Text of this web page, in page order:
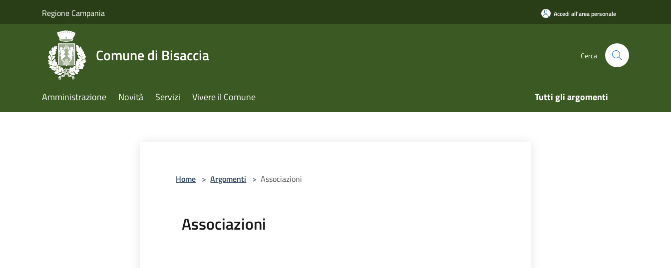
Regione Campania Accedi all'area personale
Comune di Bisaccia Cerca
Amministrazione Novità Servizi Vivere il Comune Tutti gli argomenti
Home > Argomenti > Associazioni
Associazioni